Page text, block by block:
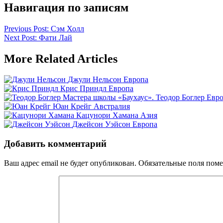
Навигация по записям
Previous Post: Сэм Холл
Next Post: Фати Лай
More Related Articles
Джули Нельсон Европа
Крис Приндл Европа
Мастера школы «Баухаус». Теодор Боглер
Юан Крейг Австралия
Кацунори Хамана Азия
Джейсон Уэйсон Европа
Добавить комментарий
Ваш адрес email не будет опубликован. Обязательные поля